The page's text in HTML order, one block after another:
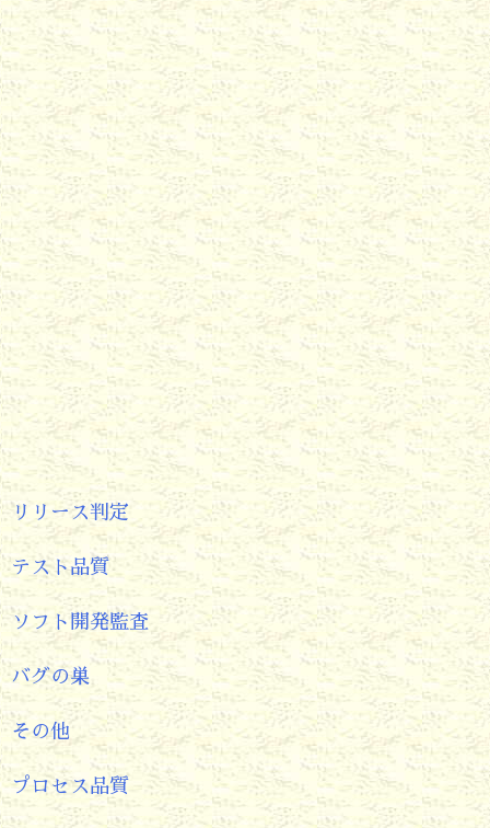
リリース判定
テスト品質
ソフト開発監査
バグの巣
その他
プロセス品質